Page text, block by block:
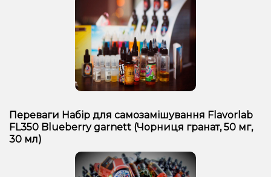
Переваги Набір для самозамішування Flavorlab
FL350 Blueberry garnett (Чорниця гранат, 50 мг,
30 мл)